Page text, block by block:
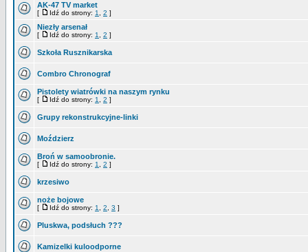
AK-47 TV market
[ Idź do strony: 1 2 ]
Niezły arsenał
[ Idź do strony: 1 2 ]
Szkoła Rusznikarska
Combro Chronograf
Pistolety wiatrówki na naszym rynku
[ Idź do strony: 1 2 ]
Grupy rekonstrukcyjne-linki
Moździerz
Broń w samoobronie.
[ Idź do strony: 1 2 ]
krzesiwo
noże bojowe
[ Idź do strony: 1 2 3 ]
Pluskwa, podsłuch ???
Kamizelki kuloodporne